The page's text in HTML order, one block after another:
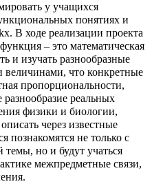
у учащихся
понятиях и
В ходе реализации проекта
– это математическая
и изучать разнообразные
что конкретные
пропорциональности,
реальных
физики и биологии,
через известные
не только с
но и будут учаться
межпредметные связи,